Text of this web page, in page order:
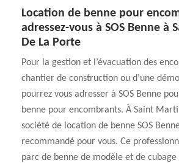
Location de benne pour
adressez-vous à SOS Benne à
De La Porte
Pour la gestion et l’évacuation des
chantier de construction ou d’une
pourrez vous adresser à SOS Benne
benne pour encombrants. À Saint
société de location de benne SOS
recommandé pour vous. Ce
parc de benne de modèle et de